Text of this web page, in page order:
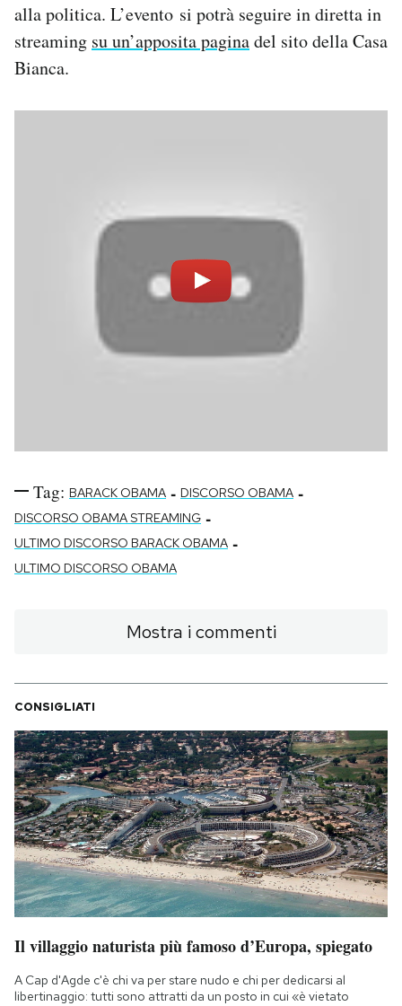
alla politica. L’evento si potrà seguire in diretta in
streaming su un’apposita paginadel sito della Casa
Bianca.
Tag: BARACK OBAMA - DISCORSO OBAMA -
DISCORSO OBAMA STREAMING -
ULTIMO DISCORSO BARACK OBAMA -
ULTIMO DISCORSO OBAMA
Mostra i commenti
CONSIGLIATI
Il villaggio naturista più famoso d’Europa, spiegato
A Cap d'Agde c'è chi va per stare nudo e chi per dedicarsi al
libertinaggio: tutti sono attratti da un posto in cui «è vietato